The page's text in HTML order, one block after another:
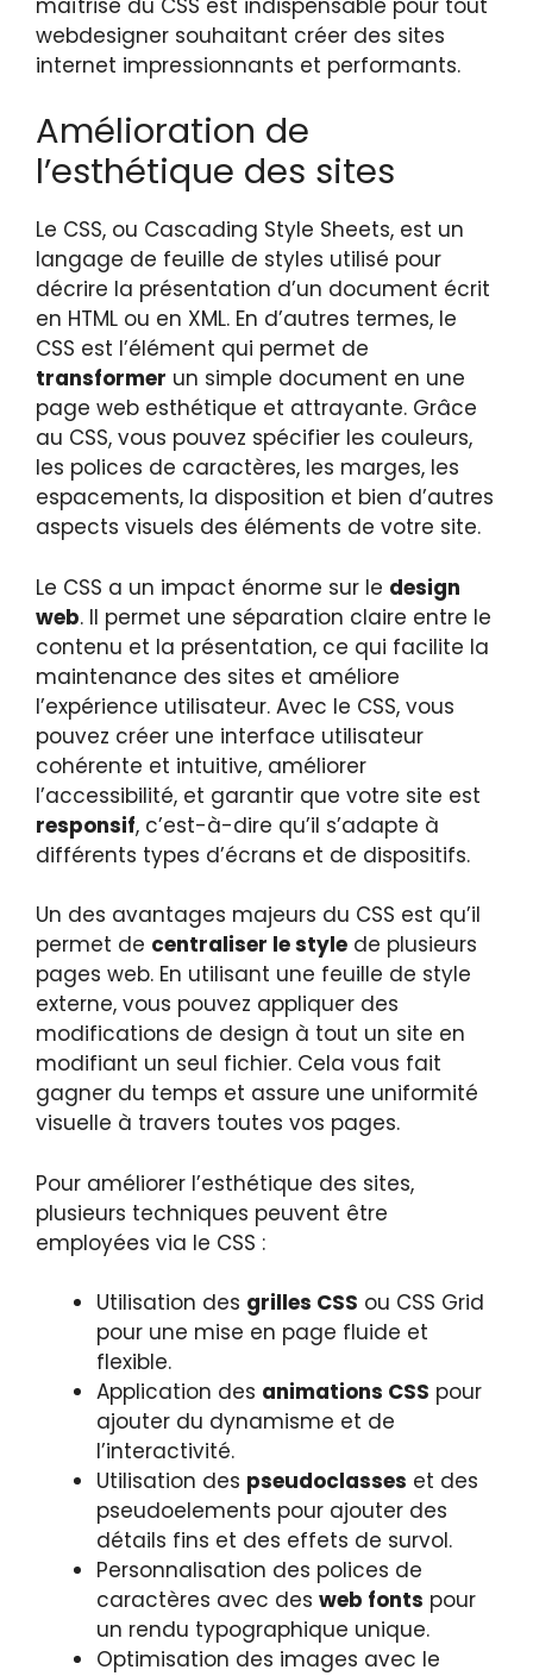
maîtrise du CSS est indispensable pour tout
webdesigner souhaitant créer des sites
internet impressionnants et performants.
Amélioration de
l’esthétique des sites
Le CSS, ou Cascading Style Sheets, est un
langage de feuille de styles utilisé pour
décrire la présentation d’un document écrit
en HTML ou en XML. En d’autres termes, le
CSS est l’élément qui permet de
transformer un simple document en une
page web esthétique et attrayante. Grâce
au CSS, vous pouvez spécifier les couleurs,
les polices de caractères, les marges, les
espacements, la disposition et bien d’autres
aspects visuels des éléments de votre site.
Le CSS a un impact énorme sur le design
web. Il permet une séparation claire entre le
contenu et la présentation, ce qui facilite la
maintenance des sites et améliore
l’expérience utilisateur. Avec le CSS, vous
pouvez créer une interface utilisateur
cohérente et intuitive, améliorer
l’accessibilité, et garantir que votre site est
responsif, c’est-à-dire qu’il s’adapte à
différents types d’écrans et de dispositifs.
Un des avantages majeurs du CSS est qu’il
permet de centraliser le style de plusieurs
pages web. En utilisant une feuille de style
externe, vous pouvez appliquer des
modifications de design à tout un site en
modifiant un seul fichier. Cela vous fait
gagner du temps et assure une uniformité
visuelle à travers toutes vos pages.
Pour améliorer l’esthétique des sites,
plusieurs techniques peuvent être
employées via le CSS :
Utilisation des grilles CSS ou CSS Grid
pour une mise en page fluide et
flexible.
Application des animations CSS pour
ajouter du dynamisme et de
l’interactivité.
Utilisation des pseudoclasses et des
pseudoelements pour ajouter des
détails fins et des effets de survol.
Personnalisation des polices de
caractères avec des web fonts pour
un rendu typographique unique.
Optimisation des images avec le